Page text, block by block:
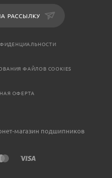
РАССЫЛКУ
ФАЙЛОВ COOKIES
ОФЕРТА
магазин подшипников